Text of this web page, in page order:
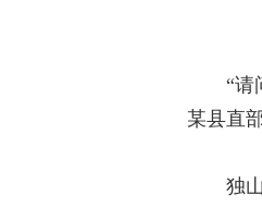
“请
某县直
独